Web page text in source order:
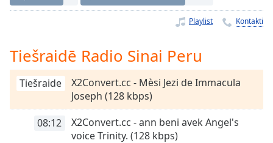
Chapters
Descriptions
descriptions
off,
selected
Playlist Kontakti
Tiešraidē Radio Sinai Peru
Tiešraide
X2Convert.cc - Mèsi Jezi de Immacula
Joseph (128 kbps)
08:12
X2Convert.cc - ann beni avek Angel's
voice Trinity. (128 kbps)